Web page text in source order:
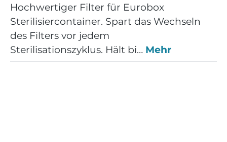
Hochwertiger Filter für Eurobox
Sterilisiercontainer. Spart das Wechseln
des Filters vor jedem
Sterilisationszyklus. Hält bi… Mehr